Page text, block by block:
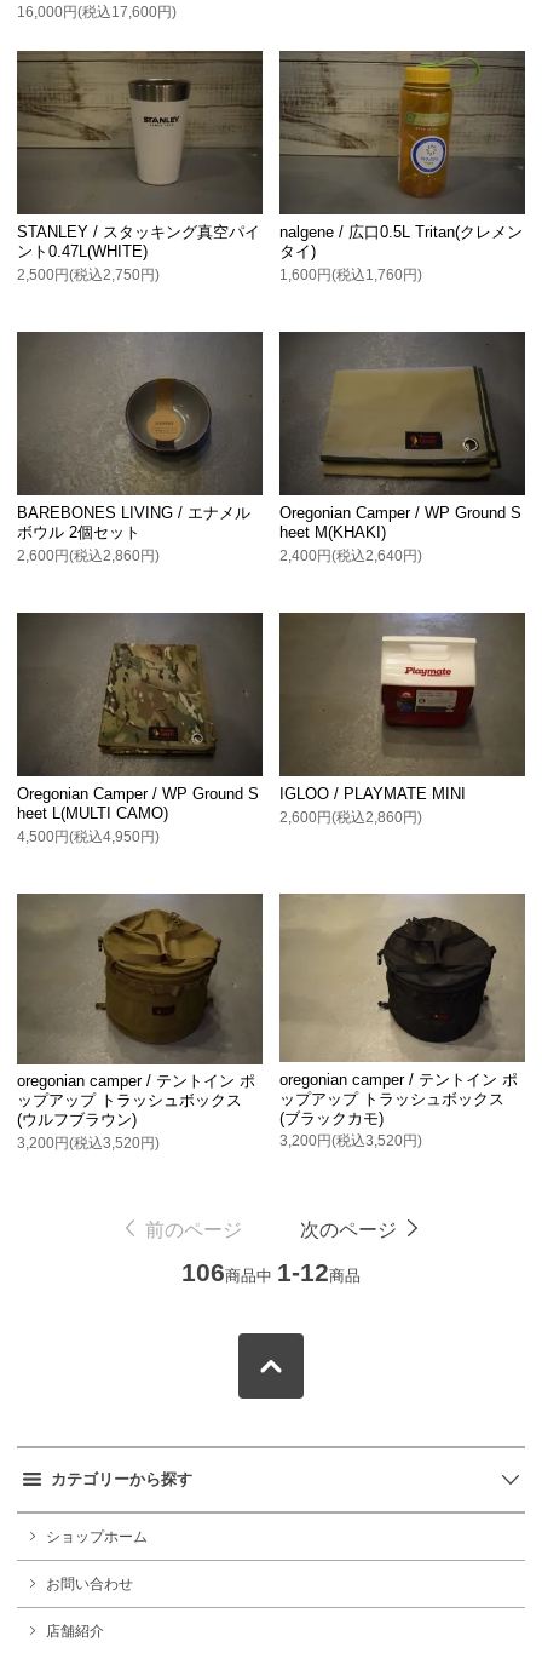
16,000円(税込17,600円)
STANLEY / スタッキング真空パイ
ント0.47L(WHITE)
2,500円(税込2,750円)
nalgene / 広口0.5L Tritan(クレメン
タイ)
1,600円(税込1,760円)
BAREBONES LIVING / エナメル
ボウル 2個セット
2,600円(税込2,860円)
Oregonian Camper / WP Ground S
heet M(KHAKI)
2,400円(税込2,640円)
Oregonian Camper / WP Ground S
heet L(MULTI CAMO)
4,500円(税込4,950円)
IGLOO / PLAYMATE MINI
2,600円(税込2,860円)
oregonian camper / テントイン ポ
ップアップ トラッシュボックス
(ウルフブラウン)
3,200円(税込3,520円)
oregonian camper / テントイン ポ
ップアップ トラッシュボックス
(ブラックカモ)
3,200円(税込3,520円)
前のページ 次のページ
106商品中 1-12商品
カテゴリーから探す
ショップホーム
お問い合わせ
店舗紹介